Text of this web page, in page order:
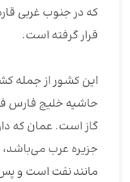
که در جنوب غربی
قرار گرفته است.
این کشور از جمله
حاشیه خلیج فارس
گاز است. عمان که
جزیره عرب
مانند نفت است و پس